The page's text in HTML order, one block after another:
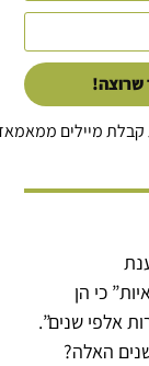
מיילים
שרוצה!
כי הן
אלפי שנים”.
האלה?